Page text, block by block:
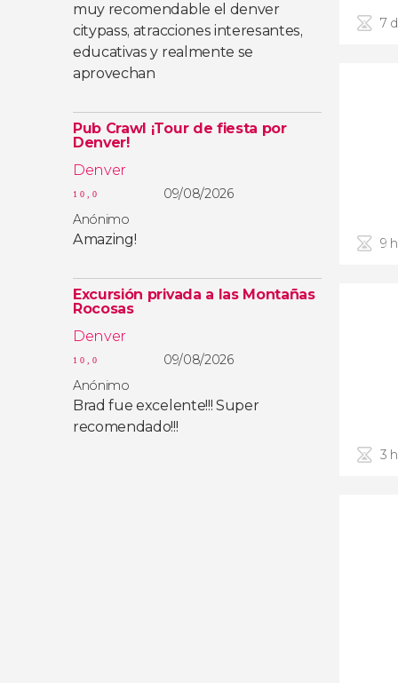
muy recomendable el denver
citypass, atracciones interesantes,
educativas y realmente se
aprovechan
Pub Crawl ¡Tour de fiesta por
Denver!
Denver
10,0
09/08/2026
Anónimo
Amazing!
Excursión privada a las Montañas
Rocosas
Denver
10,0
09/08/2026
Anónimo
Brad fue excelente!!! Super
recomendado!!!
7
9
3